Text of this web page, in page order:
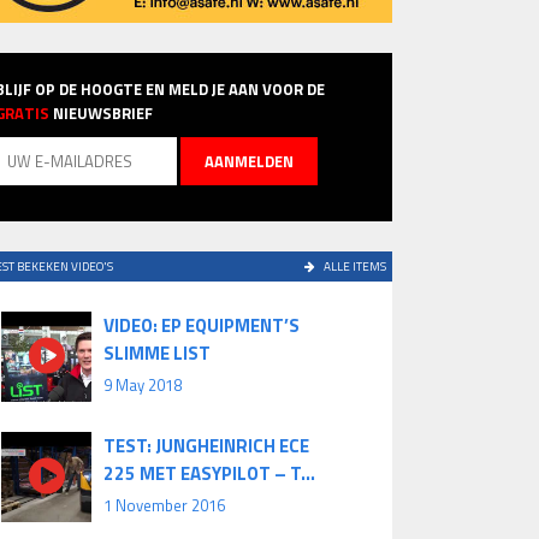
OP DE HOOGTE EN MELD JE AAN VOOR DE
NIEUWSBRIEF
BEKEKEN VIDEO'S ALLE ITEMS
VIDEO: EP EQUIPMENT’S
SLIMME LIST
9 May 2018
TEST: JUNGHEINRICH ECE
225 MET EASYPILOT – T...
1 November 2016